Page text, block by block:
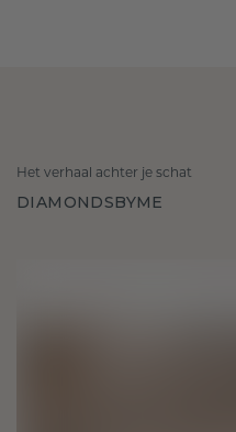
Het verhaal achter je schat
DIAMONDSBYME